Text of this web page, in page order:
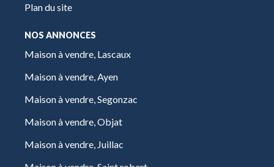
Plan du site
NOS ANNONCES
Maison à vendre, Lascaux
Maison à vendre, Ayen
Maison à vendre, Segonzac
Maison à vendre, Objat
Maison à vendre, Juillac